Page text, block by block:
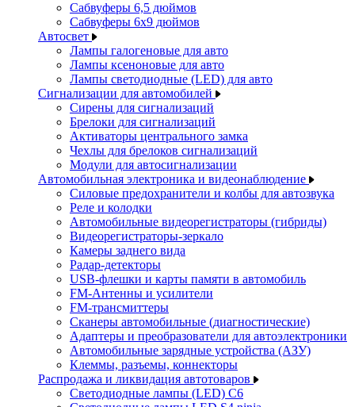
Сабвуферы 6,5 дюймов
Сабвуферы 6x9 дюймов
Автосвет
Лампы галогеновые для авто
Лампы ксеноновые для авто
Лампы светодиодные (LED) для авто
Сигнализации для автомобилей
Сирены для сигнализаций
Брелоки для сигнализаций
Активаторы центрального замка
Чехлы для брелоков сигнализаций
Модули для автосигнализации
Автомобильная электроника и видеонаблюдение
Силовые предохранители и колбы для автозвука
Реле и колодки
Автомобильные видеорегистраторы (гибриды)
Видеорегистраторы-зеркало
Камеры заднего вида
Радар-детекторы
USB-флешки и карты памяти в автомобиль
FM-Антенны и усилители
FM-трансмиттеры
Сканеры автомобильные (диагностические)
Адаптеры и преобразователи для автоэлектроники
Автомобильные зарядные устройства (АЗУ)
Клеммы, разъемы, коннекторы
Распродажа и ликвидация автотоваров
Светодиодные лампы (LED) C6